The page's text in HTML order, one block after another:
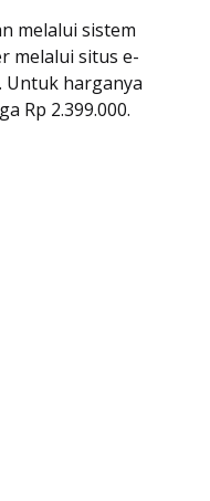
melalui sistem
melalui situs e-
. Untuk harganya
Rp 2.399.000.